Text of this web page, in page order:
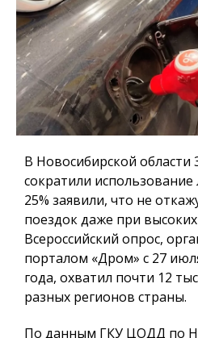
В Новосибирской области
сократили использование
25% заявили, что не
поездок даже при
Всероссийский опрос,
порталом «Дром» с 27
года, охватил почти 12
разных регионов страны.
По данным ГКУ ЦОДД по